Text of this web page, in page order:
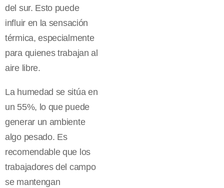
del sur. Esto puede
influir en la sensación
térmica, especialmente
para quienes trabajan al
aire libre.
La humedad se sitúa en
un 55%, lo que puede
generar un ambiente
algo pesado. Es
recomendable que los
trabajadores del campo
se mantengan